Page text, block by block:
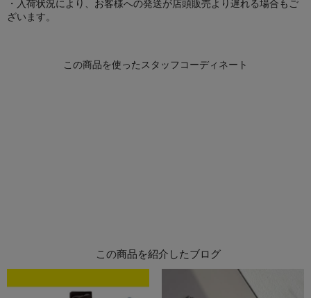
・入荷状況により、お客様への発送が店頭販売より遅れる場合もご
ざいます。
この商品を紹介したブログ